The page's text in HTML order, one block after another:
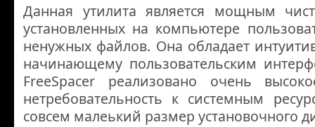
Данная утилита является мощным
установленных на компьютере
ненужных файлов. Она обладает
начинающему пользовательским
FreeSpacer реализовано очень
нетребовательность к системным
совсем малеький размер установочного